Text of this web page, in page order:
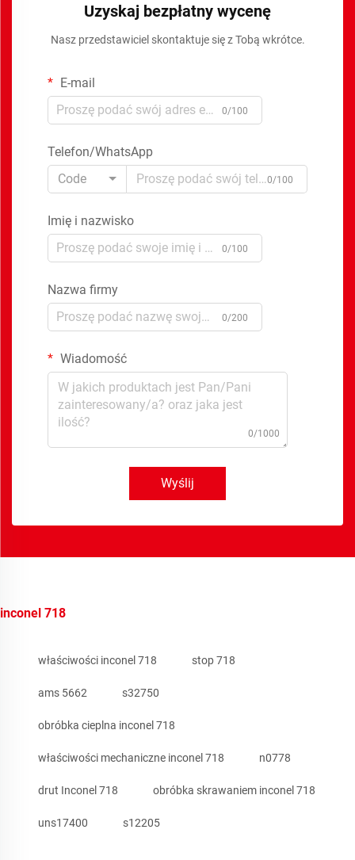
Uzyskaj bezpłatny wycenę
Nasz przedstawiciel skontaktuje się z Tobą wkrótce.
E-mail
0/100
Telefon/WhatsApp
Code
0/100
Imię i nazwisko
0/100
Nazwa firmy
0/200
Wiadomość
0/1000
Wyślij
inconel 718
właściwości inconel 718 stop 718
ams 5662 s32750
obróbka cieplna inconel 718
właściwości mechaniczne inconel 718 n0778
drut Inconel 718 obróbka skrawaniem inconel 718
uns17400 s12205